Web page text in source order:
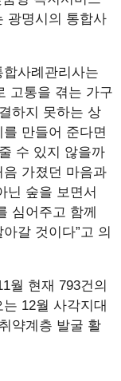
광명시의 통합사
사례관리사는
고통을 겪는 가구
하지 못하는 상
만들어 준다면
수 있지 않을까
음 가졌던 마음과
닌 숲을 보면서
심어주고 함께
갈 것이다”고 의
월 현재 793건의
12월 사각지대
약계층 발굴 활